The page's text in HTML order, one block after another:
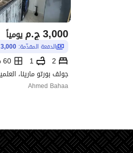
ج.م3,000 يومياً
الدفعة المقدّمة: 3,000 ج.م
2
1
60 متر مربع
Ahmed Bahaa